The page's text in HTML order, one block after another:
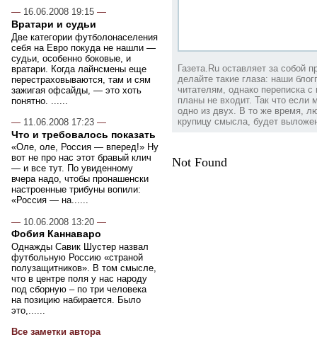
— 16.06.2008 19:15 —
Вратари и судьи
Две категории футболонаселения
себя на Евро покуда не нашли —
судьи, особенно боковые, и
вратари. Когда лайнсмены еще
перестраховываются, там и сям
зажигая офсайды, — это хоть
понятно. ......
— 11.06.2008 17:23 —
Что и требовалось показать
«Оле, оле, Россия — вперед!» Ну
вот не про нас этот бравый клич
— и все тут. По увиденному
вчера надо, чтобы пронашенски
настроенные трибуны вопили:
«Россия — на......
— 10.06.2008 13:20 —
Фобия Каннаваро
Однажды Савик Шустер назвал
футбольную Россию «страной
полузащитников». В том смысле,
что в центре поля у нас народу
под сборную – по три человека
на позицию набирается. Было
это,......
Все заметки автора
Газета.Ru оставляет за собой
делайте такие глаза: наши
читателям, однако переписка
планы не входит. Так что
одно из двух. В то же время,
крупицу смысла, будет
Not Found